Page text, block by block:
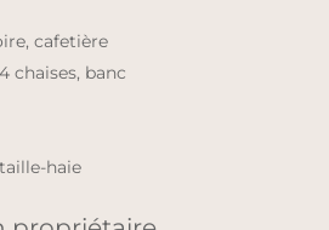
cafetière
chaises, banc
haie